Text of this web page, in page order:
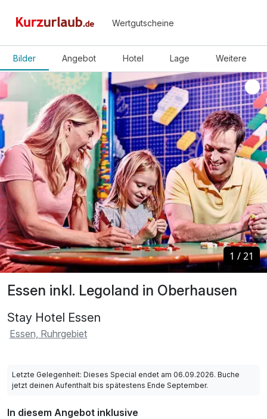
Wertgutscheine
Bilder Angebot Hotel Lage Weitere
Essen inkl. Legoland in Oberhausen
Stay Hotel Essen
Essen, Ruhrgebiet
1 /21
1 /21
Letzte Gelegenheit: Dieses Special endet am 06.09.2026. Buche
jetzt deinen Aufenthalt bis spätestens Ende September.
In diesem Angebot inklusive